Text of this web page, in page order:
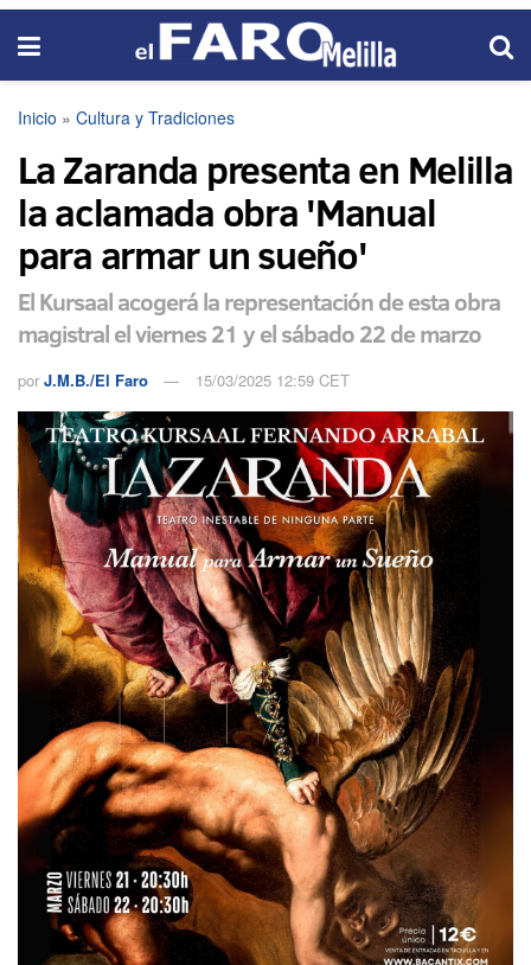
Inicio » Cultura y Tradiciones
La Zaranda presenta en Melilla
la aclamada obra 'Manual
para armar un sueño'
El Kursaal acogerá la representación de esta obra
magistral el viernes 21 y el sábado 22 de marzo
por J.M.B./El Faro 15/03/2025 12:59 CET